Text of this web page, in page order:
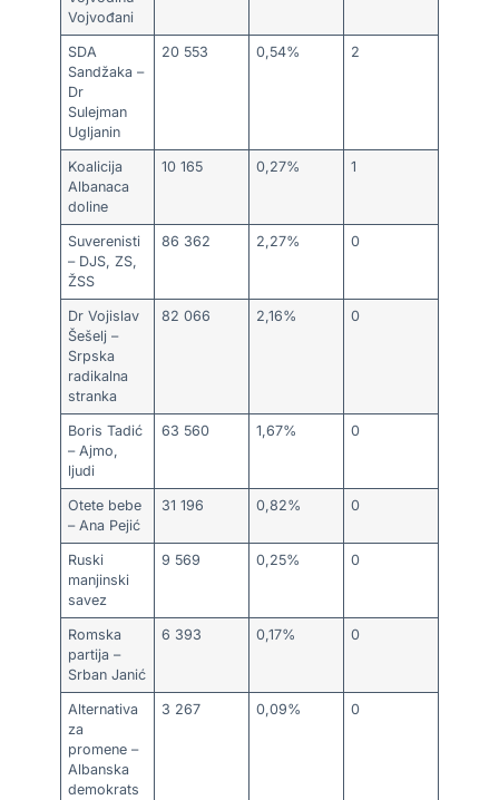
Vojvođani
SDA
Sandžaka –
Dr
Sulejman
Ugljanin
20 553 0,54% 2
Koalicija
Albanaca
doline
10 165 0,27% 1
Suverenisti
– DJS, ZS,
ŽSS
86 362 2,27% 0
Dr Vojislav
Šešelj –
Srpska
radikalna
stranka
82 066 2,16% 0
Boris Tadić
– Ajmo,
ljudi
63 560 1,67% 0
Otete bebe
– Ana Pejić
31 196 0,82% 0
Ruski
manjinski
savez
9 569 0,25% 0
Romska
partija –
Srban Janić
6 393 0,17% 0
Alternativa
za
promene –
Albanska
demokrats
3 267 0,09% 0